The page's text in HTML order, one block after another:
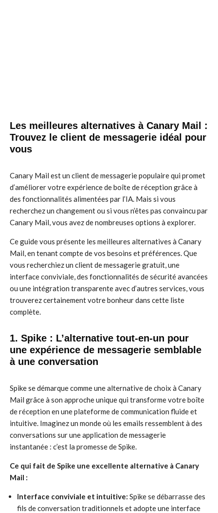
Les meilleures alternatives à Canary Mail :
Trouvez le client de messagerie idéal pour
vous
Canary Mail est un client de messagerie populaire qui promet
d’améliorer votre expérience de boîte de réception grâce à
des fonctionnalités alimentées par l’IA. Mais si vous
recherchez un changement ou si vous n’êtes pas convaincu par
Canary Mail, vous avez de nombreuses options à explorer.
Ce guide vous présente les meilleures alternatives à Canary
Mail, en tenant compte de vos besoins et préférences. Que
vous recherchiez un client de messagerie gratuit, une
interface conviviale, des fonctionnalités de sécurité avancées
ou une intégration transparente avec d’autres services, vous
trouverez certainement votre bonheur dans cette liste
complète.
1. Spike : L’alternative tout-en-un pour
une expérience de messagerie semblable
à une conversation
Spike se démarque comme une alternative de choix à Canary
Mail grâce à son approche unique qui transforme votre boîte
de réception en une plateforme de communication fluide et
intuitive. Imaginez un monde où les emails ressemblent à des
conversations sur une application de messagerie
instantanée : c’est la promesse de Spike.
Ce qui fait de Spike une excellente alternative à Canary
Mail :
Interface conviviale et intuitive: Spike se débarrasse des
fils de conversation traditionnels et adopte une interface